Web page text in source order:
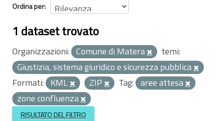
Ordina per
1 dataset trovato
Organizzazioni: Comune di Matera
temi:
Giustizia, sistema giuridico e sicurezza pubblica
Formati: KML ZIP Tag: aree attesa
zone confluenza
RISULTATO DEL FILTRO